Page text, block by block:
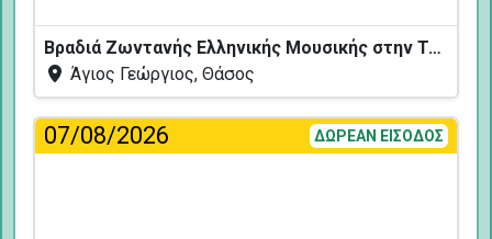
Βραδιά Ζωντανής Ελληνικής Μουσικής στην Ταβέρνα Κελάρι
Άγιος Γεώργιος, Θάσος
07/08/2026 ΔΩΡΕΑΝ ΕΙΣΟΔΟΣ